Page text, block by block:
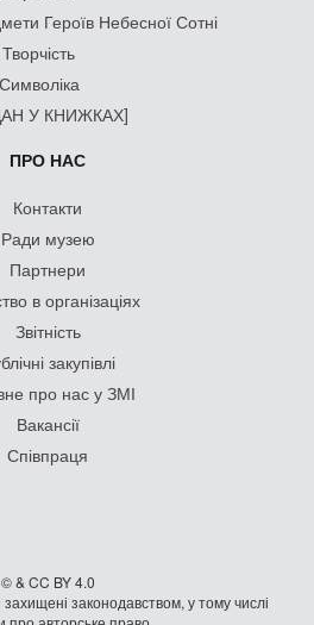
Героїв Небесної Сотні
Творчість
Символіка
У КНИЖКАХ]
ПРО НАС
Контакти
Ради музею
Партнери
в організаціях
Звітність
закупівлі
про нас у ЗМІ
Вакансії
Співпраця
© & CC BY 4.0
законодавством, у тому числі